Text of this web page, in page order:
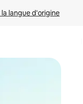
langue d'origine